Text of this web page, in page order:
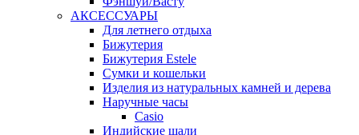
АКСЕССУАРЫ
Для летнего отдыха
Бижутерия
Бижутерия Estele
Сумки и кошельки
Изделия из натуральных камней и дерева
Наручные часы
Casio
Индийские шали